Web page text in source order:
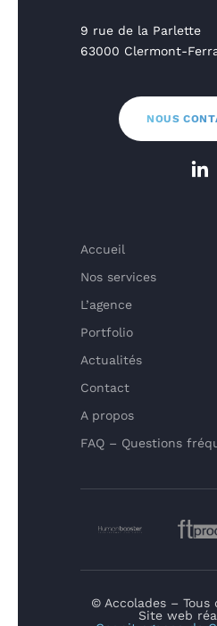
9 rue de la Parlette
63000 Clermont-
NOUS
Accueil
Nos services
L’agence
Portfolio
Actualités
Contact
A propos
FAQ – Questions
© Accolades – Tous
Site web